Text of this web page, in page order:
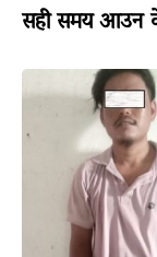
सही समय आउन